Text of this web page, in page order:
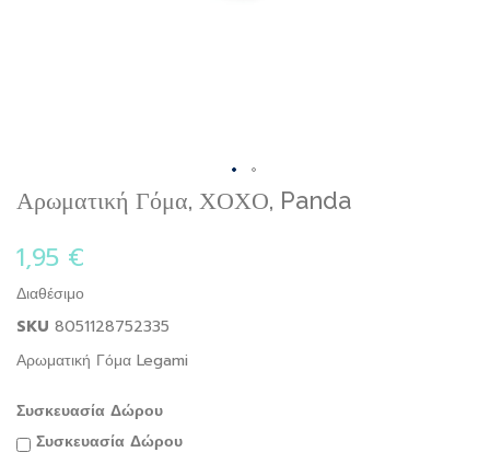
Αρωματική Γόμα, ΧΟΧΟ, Panda
1,95 €
Διαθέσιμο
SKU 8051128752335
Αρωματική Γόμα Legami
Συσκευασία Δώρου
Συσκευασία Δώρου
Skip
beginning
of
the
images
gallery